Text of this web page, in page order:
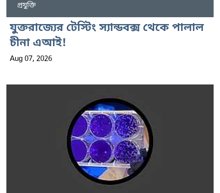
প্রযুক্তি
যুক্তরাজ্যের টেস্টিং স্যান্ডবক্স থেকে পালাল
চীনা এআই!
Aug 07, 2026